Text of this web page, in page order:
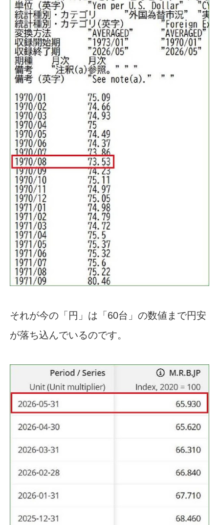
それが今の「円」は「60台」の数値まで円安
が落ち込んでいるのです。